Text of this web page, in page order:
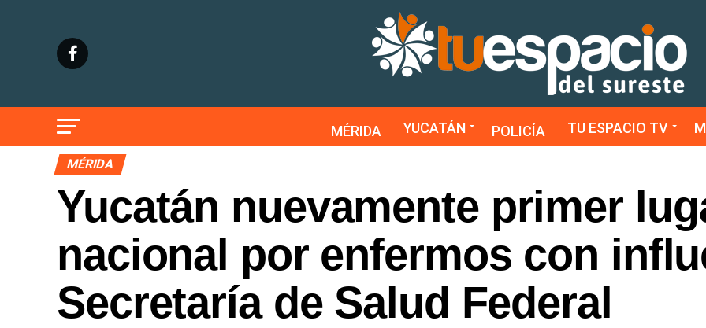
MÉRIDA YUCATÁN POLICÍA TU ESPACIO TV
MÉRIDA
Yucatán nuevamente primer
nacional por enfermos con
Secretaría de Salud Federal